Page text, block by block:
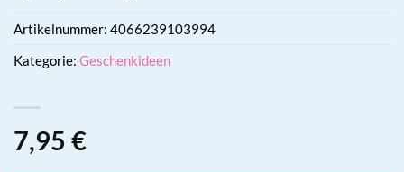
7,95 €
Artikelnummer: 4066239103994
Kategorie: Geschenkideen